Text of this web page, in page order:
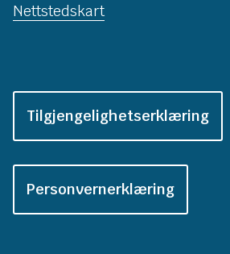
Nettstedskart
Tilgjengelighetserklæring
Personvernerklæring